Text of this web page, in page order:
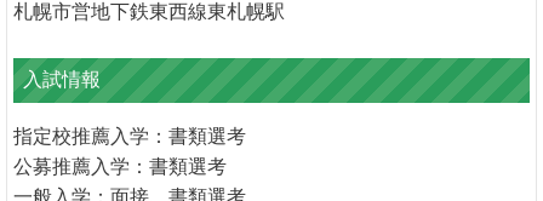
札幌市営地下鉄東西線東札幌駅
入試情報
指定校推薦入学：書類選考
公募推薦入学：書類選考
一般入学：面接、書類選考